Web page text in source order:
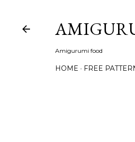
Amigurumi food
HOME FREE